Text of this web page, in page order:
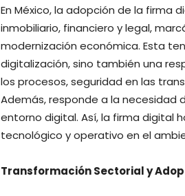
En México, la adopción de la firma
inmobiliario, financiero y legal,
modernización económica. Esta
digitalización, sino también una
los procesos, seguridad en las
Además, responde a la necesidad
entorno digital. Así, la firma digital
tecnológico y operativo en el
Transformación Sectorial y